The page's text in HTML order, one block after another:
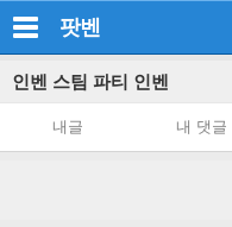
팟벤
인벤 스팀 파티 인벤
내글 내 댓글